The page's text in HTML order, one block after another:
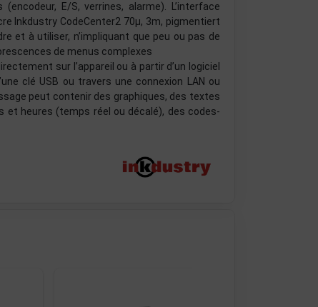
E/S, verrines, alarme). L’interface
Inkdustry CodeCenter2 70µ, 3m, pigmentiert
et à utiliser, n’impliquant que peu ou pas de
de menus complexes
sur l’appareil ou à partir d’un logiciel
clé USB ou travers une connexion LAN ou
peut contenir des graphiques, des textes
et heures (temps réel ou décalé), des codes-